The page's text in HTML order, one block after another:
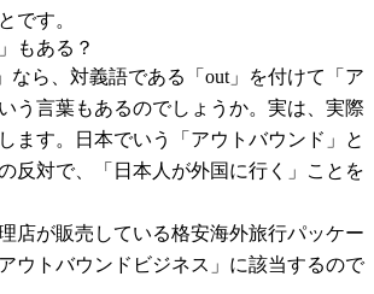
です。
もある？
なら、対義語である「out」を付けて「ア
う言葉もあるのでしょうか。実は、実際
ます。日本でいう「アウトバウンド」と
反対で、「日本人が外国に行く」ことを
店が販売している格安海外旅行パッケー
ウトバウンドビジネス」に該当するので